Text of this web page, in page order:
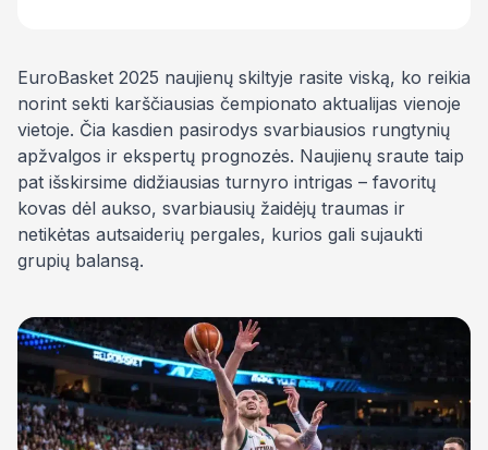
EuroBasket 2025 naujienų skiltyje rasite viską, ko reikia
norint sekti karščiausias čempionato aktualijas vienoje
vietoje. Čia kasdien pasirodys svarbiausios rungtynių
apžvalgos ir ekspertų prognozės. Naujienų sraute taip
pat išskirsime didžiausias turnyro intrigas – favoritų
kovas dėl aukso, svarbiausių žaidėjų traumas ir
netikėtas autsaiderių pergales, kurios gali sujaukti
grupių balansą.